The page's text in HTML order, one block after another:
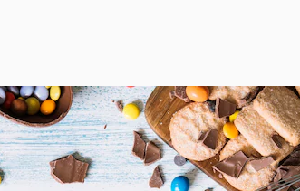
Prodotti Inizia